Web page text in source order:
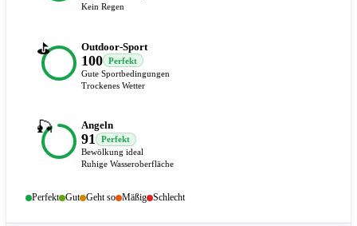
Kein Regen
⛳ Outdoor-Sport
100
Perfekt
Gute Sportbedingungen
Trockenes Wetter
🎣 Angeln
91
Perfekt
Bewölkung ideal
Ruhige Wasseroberfläche
Perfekt Gut Geht so Mäßig Schlecht